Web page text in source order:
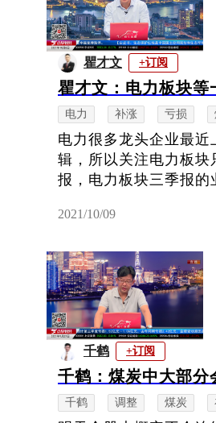
瞿才文 +订阅
瞿才文：电力板块等
电力 补涨 亏损
电力很多龙头企业最
辑，所以关注电力板
报，电力板块三季报
2021/10/09
千鹤 +订阅
千鹤：煤炭中大部分
千鹤 调整 煤炭